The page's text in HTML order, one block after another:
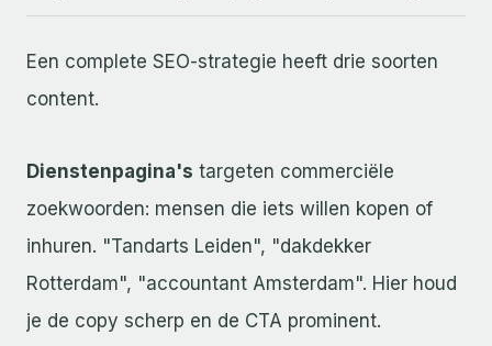
Een complete SEO-strategie heeft drie soorten
content.
Dienstenpagina's targeten commerciële
zoekwoorden: mensen die iets willen kopen of
inhuren. "Tandarts Leiden", "dakdekker
Rotterdam", "accountant Amsterdam". Hier houd
je de copy scherp en de CTA prominent.